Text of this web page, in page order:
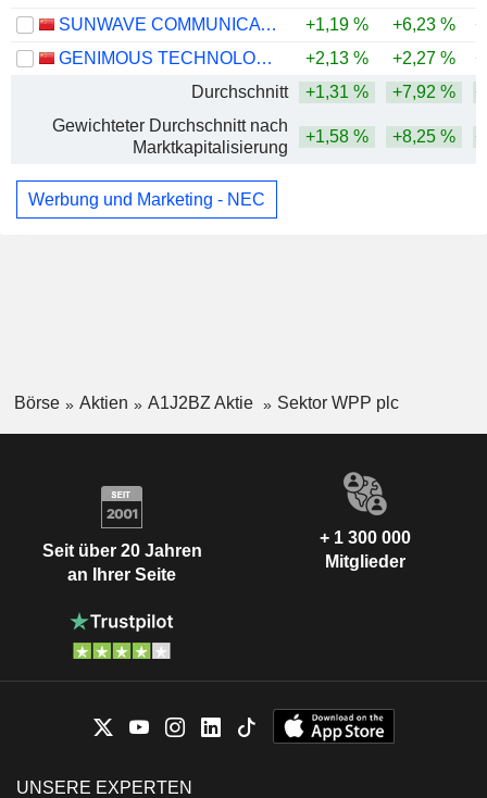
SUNWAVE COMMUNICATIONS CO.LTD
+1,19 % +6,23 %
GENIMOUS TECHNOLOGY CO., LTD.
+2,13 % +2,27 %
Durchschnitt
+1,31 % +7,92 %
Gewichteter Durchschnitt nach
Marktkapitalisierung
+1,58 % +8,25 %
Werbung und Marketing - NEC
Börse Aktien A1J2BZ Aktie Sektor WPP plc
Seit über 20 Jahren
an Ihrer Seite
+ 1 300 000
Mitglieder
UNSERE EXPERTEN